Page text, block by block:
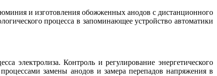
и изготовления обожженных анодов с дистанционного
процесса в запоминающее устройство автоматики
электролиза. Контроль и регулирование энергетического
замены анодов и замера перепадов напряжения в